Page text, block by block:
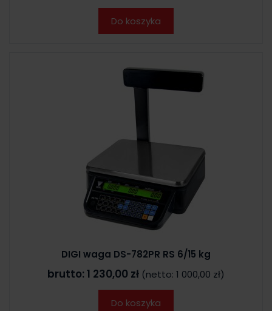
Do koszyka
DIGI waga DS-782PR RS 6/15 kg
brutto: 1 230,00 zł (netto: 1 000,00 zł)
Do koszyka